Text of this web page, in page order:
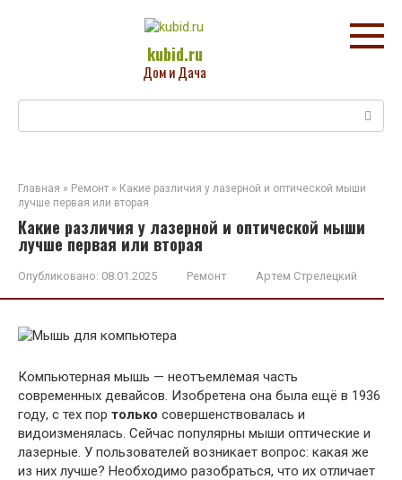
kubid.ru
Дом и Дача
Главная » Ремонт » Какие различия у лазерной и оптической мыши
лучше первая или вторая
Какие различия у лазерной и оптической мыши
лучше первая или вторая
Опубликовано: 08.01.2025 Ремонт Артем Стрелецкий
Компьютерная мышь — неотъемлемая часть
современных девайсов. Изобретена она была ещё в 1936
году, с тех пор только совершенствовалась и
видоизменялась. Сейчас популярны мыши оптические и
лазерные. У пользователей возникает вопрос: какая же
из них лучше? Необходимо разобраться, что их отличает